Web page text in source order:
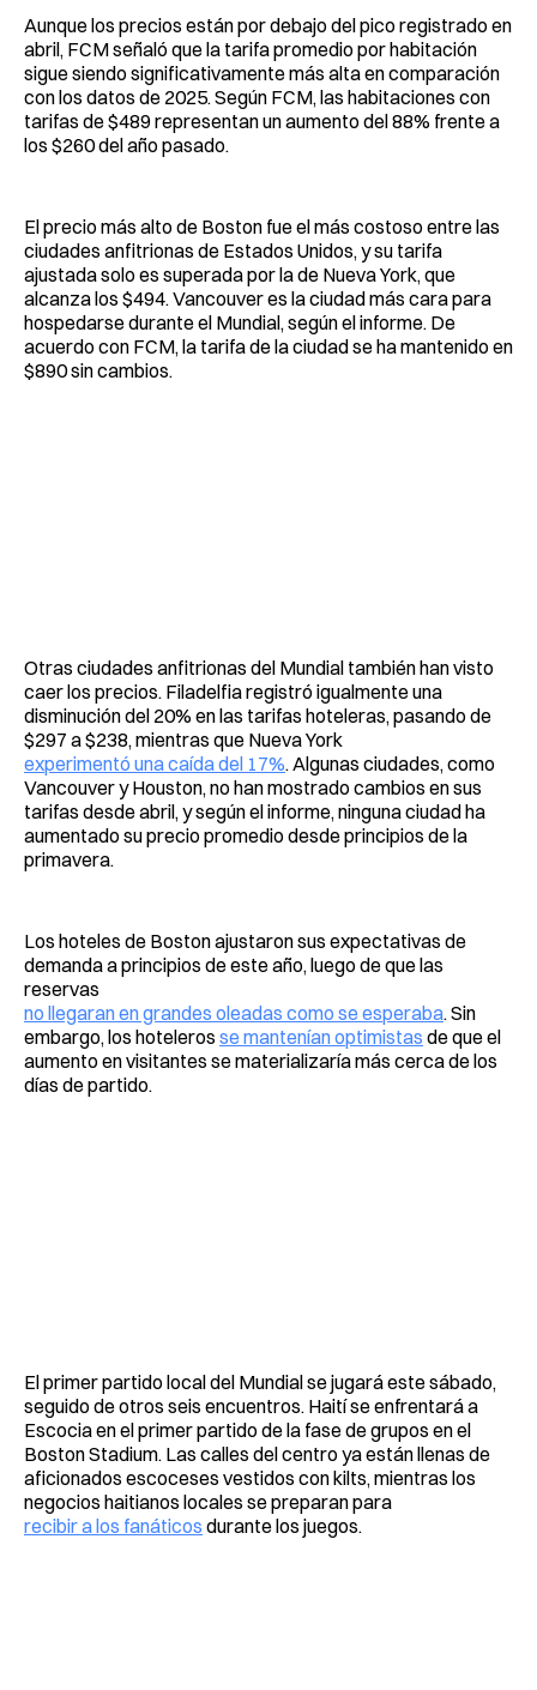
Aunque los precios están por debajo del pico registrado en
abril, FCM señaló que la tarifa promedio por habitación
sigue siendo significativamente más alta en comparación
con los datos de 2025. Según FCM, las habitaciones con
tarifas de $489 representan un aumento del 88% frente a
los $260 del año pasado.
El precio más alto de Boston fue el más costoso entre las
ciudades anfitrionas de Estados Unidos, y su tarifa
ajustada solo es superada por la de Nueva York, que
alcanza los $494. Vancouver es la ciudad más cara para
hospedarse durante el Mundial, según el informe. De
acuerdo con FCM, la tarifa de la ciudad se ha mantenido en
$890 sin cambios.
Otras ciudades anfitrionas del Mundial también han visto
caer los precios. Filadelfia registró igualmente una
disminución del 20% en las tarifas hoteleras, pasando de
$297 a $238, mientras que Nueva York
experimentó una caída del 17%. Algunas ciudades, como
Vancouver y Houston, no han mostrado cambios en sus
tarifas desde abril, y según el informe, ninguna ciudad ha
aumentado su precio promedio desde principios de la
primavera.
Los hoteles de Boston ajustaron sus expectativas de
demanda a principios de este año, luego de que las
reservas
no llegaran en grandes oleadas como se esperaba. Sin
embargo, los hoteleros se mantenían optimistas de que el
aumento en visitantes se materializaría más cerca de los
días de partido.
El primer partido local del Mundial se jugará este sábado,
seguido de otros seis encuentros. Haití se enfrentará a
Escocia en el primer partido de la fase de grupos en el
Boston Stadium. Las calles del centro ya están llenas de
aficionados escoceses vestidos con kilts, mientras los
negocios haitianos locales se preparan para
recibir a los fanáticos durante los juegos.